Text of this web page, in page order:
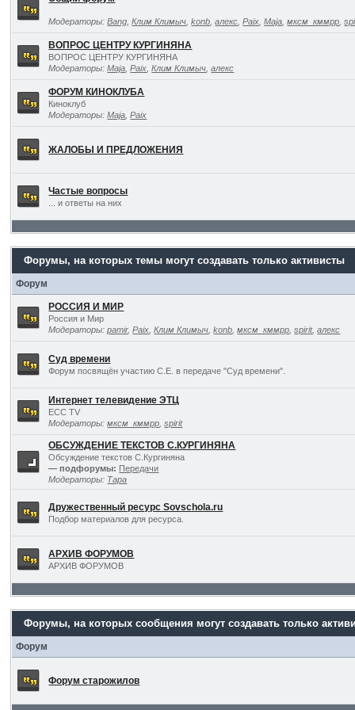
Модераторы:Bang ,Клим Климыч ,konb ,алекс ,Paix ,Maja ,мксм_кммрр ,
ВОПРОС ЦЕНТРУ КУРГИНЯНА
ВОПРОС ЦЕНТРУ КУРГИНЯНА
Модераторы:Maja ,Paix ,Клим Климыч ,алекс
ФОРУМ КИНОКЛУБА
Киноклуб
Модераторы:Maja ,Paix
ЖАЛОБЫ И ПРЕДЛОЖЕНИЯ
Частые вопросы
... и ответы на них
Форумы, на которых темы могут создавать только активисты
Форум
РОССИЯ И МИР
Россия и Мир
Модераторы:pamir,Paix ,Клим Климыч ,konb ,мксм_кммрр ,spirit,алекс
Суд времени
Форум посвящён участию С.Е. в передаче "Суд времени".
Интернет телевидение ЭТЦ
ECC TV
Модераторы:мксм_кммрр ,spirit
ОБСУЖДЕНИЕ ТЕКСТОВ С.КУРГИНЯНА
Обсуждение текстов С.Кургиняна
— подфорумы: Передачи
Модераторы: Тара
Дружественный ресурс Sovschola.ru
Подбор материалов для ресурса.
АРХИВ ФОРУМОВ
АРХИВ ФОРУМОВ
Форумы, на которых сообщения могут создавать только
Форум
Форум старожилов